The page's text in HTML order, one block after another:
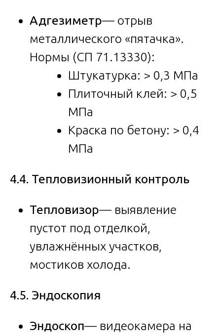
Адгезиметр— отрыв
металлического «пятачка».
Нормы (СП 71.13330):
Штукатурка: > 0,3 МПа
Плиточный клей: > 0,5
МПа
Краска по бетону: > 0,4
МПа
4.4. Тепловизионный контроль
Тепловизор— выявление
пустот под отделкой,
увлажнённых участков,
мостиков холода.
4.5. Эндоскопия
Эндоскоп— видеокамера на